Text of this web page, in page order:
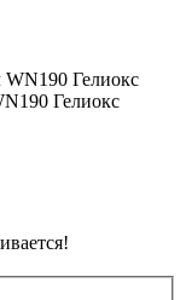
Гелиокс